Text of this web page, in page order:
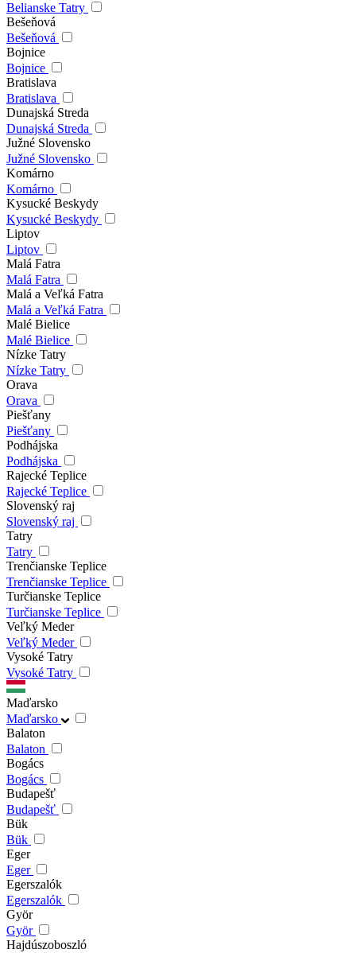
Belianske Tatry
Bešeňová
Bešeňová
Bojnice
Bojnice
Bratislava
Bratislava
Dunajská Streda
Dunajská Streda
Južné Slovensko
Južné Slovensko
Komárno
Komárno
Kysucké Beskydy
Kysucké Beskydy
Liptov
Liptov
Malá Fatra
Malá Fatra
Malá a Veľká Fatra
Malá a Veľká Fatra
Malé Bielice
Malé Bielice
Nízke Tatry
Nízke Tatry
Orava
Orava
Piešťany
Piešťany
Podhájska
Podhájska
Rajecké Teplice
Rajecké Teplice
Slovenský raj
Slovenský raj
Tatry
Tatry
Trenčianske Teplice
Trenčianske Teplice
Turčianske Teplice
Turčianske Teplice
Veľký Meder
Veľký Meder
Vysoké Tatry
Vysoké Tatry
Maďarsko
Maďarsko
Balaton
Balaton
Bogács
Bogács
Budapešť
Budapešť
Bük
Bük
Eger
Eger
Egerszalók
Egerszalók
Györ
Györ
Hajdúszoboszló